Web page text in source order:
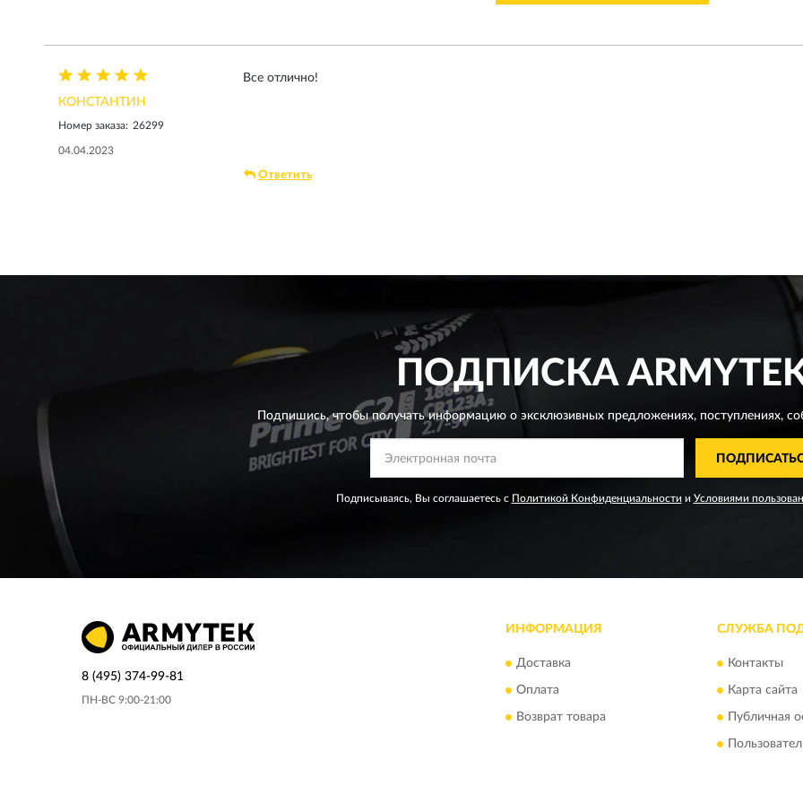
КОНСТАНТИН
Номер заказа: 26299
04.04.2023
Все отлично!
Ответить
ПОДПИСКА
Подпишись, чтобы получать информацию о эксклюзивных предложениях,поступлениях,
Подписываясь, Вы соглашаетесь с Политикой Конфиденциальности и Условиями
8 (495) 374-99-81
ПН-ВС 9:00-21:00
ИНФОРМАЦИЯ
Доставка
Оплата
Возврат товара
СЛУЖБА
Контакты
Карта сайта
Публичная